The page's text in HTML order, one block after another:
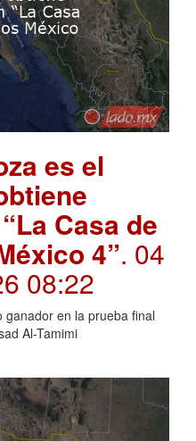
es el
Casa de
4”. 04
08:22
ganador en la prueba final
Al-Tamimi